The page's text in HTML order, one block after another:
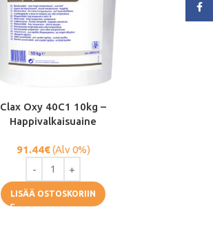
Clax Oxy 40C1 10kg –
Happivalkaisuaine
91.44€(Alv 0%)
LISÄÄ OSTOSKORIIN